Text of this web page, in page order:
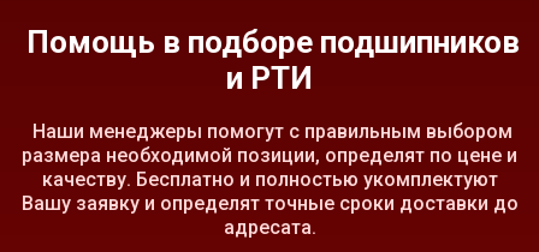
Помощь в подборе подшипников
и РТИ
Наши менеджеры помогут с правильным выбором
размера необходимой позиции, определят по цене и
качеству. Бесплатно и полностью укомплектуют
Вашу заявку и определят точные сроки доставки до
адресата.